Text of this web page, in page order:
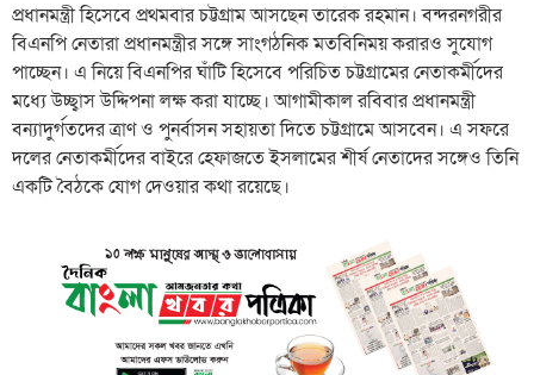
প্রধানমন্ত্রী হিসেবে প্রথমবার চট্টগ্রাম আসছেন তারেক রহমান। বন্দরনগরীর
বিএনপি নেতারা প্রধানমন্ত্রীর সঙ্গে সাংগঠনিক মতবিনিময় করারও সুযোগ
পাচ্ছেন। এ নিয়ে বিএনপির ঘাঁটি হিসেবে পরিচিত চট্টগ্রামের নেতাকর্মীদের
মধ্যে উচ্ছ্বাস উদ্দিপনা লক্ষ করা যাচ্ছে। আগামীকাল রবিবার প্রধানমন্ত্রী
বন্যাদুর্গতদের ত্রাণ ও পুনর্বাসন সহায়তা দিতে চট্টগ্রামে আসবেন। এ সফরে
দলের নেতাকর্মীদের বাইরে হেফাজতে ইসলামের শীর্ষ নেতাদের সঙ্গেও তিনি
একটি বৈঠকে যোগ দেওয়ার কথা রয়েছে।